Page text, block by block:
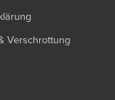
Verschrottung